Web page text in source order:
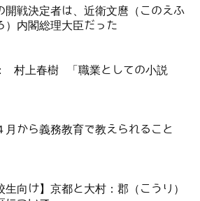
開戦決定者は、近衛文麿（このえふ
）内閣総理大臣だった
村上春樹 「職業としての小説
月から義務教育で教えられること
生向け】京都と大村：郡（こうり）